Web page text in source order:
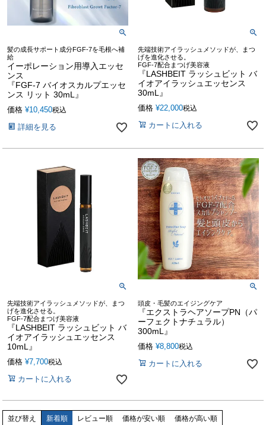
髪の成長サポート成分FGF-7を毛根へ補
給
イーポレーション用導入エッセ
ンス
『FGF-7 バイオスカルプエッセ
ンス リット 30mL』
価格 ¥10,450税込
詳細を見る
先端技術アイラッシュメソッドが、まつ
げを進化させる。
FGF-7配合まつげ美容液
『LASHBEIT ラッシュビット バ
イオアイラッシュエッセンス
30mL』
価格 ¥22,000税込
カートに入れる
先端技術アイラッシュメソッドが、まつ
げを進化させる。
FGF-7配合まつげ美容液
『LASHBEIT ラッシュビット バ
イオアイラッシュエッセンス
10mL』
価格 ¥7,700税込
カートに入れる
頭皮・毛髪のエイジングケア
『エクストラヘアソープPN（パ
ーフェクトナチュラル）
300mL』
価格 ¥8,800税込
カートに入れる
並び替え 新着順 レビュー順 価格が安い順 価格が高い順